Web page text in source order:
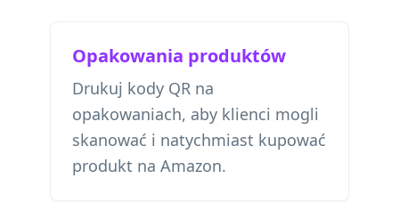
Opakowania produktów
Drukuj kody QR na
opakowaniach, aby klienci mogli
skanować i natychmiast kupować
produkt na Amazon.